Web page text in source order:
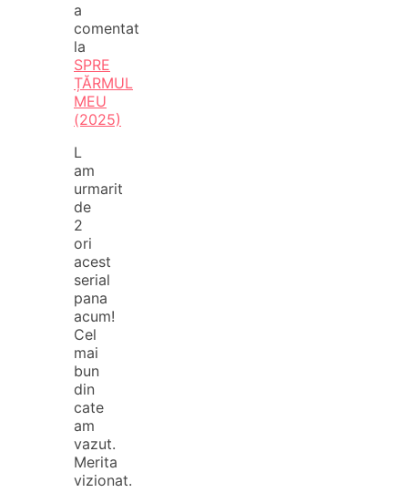
a
comentat
la
SPRE
ȚĂRMUL
MEU
(2025)
L
am
urmarit
de
2
ori
acest
serial
pana
acum!
Cel
mai
bun
din
cate
am
vazut.
Merita
vizionat.